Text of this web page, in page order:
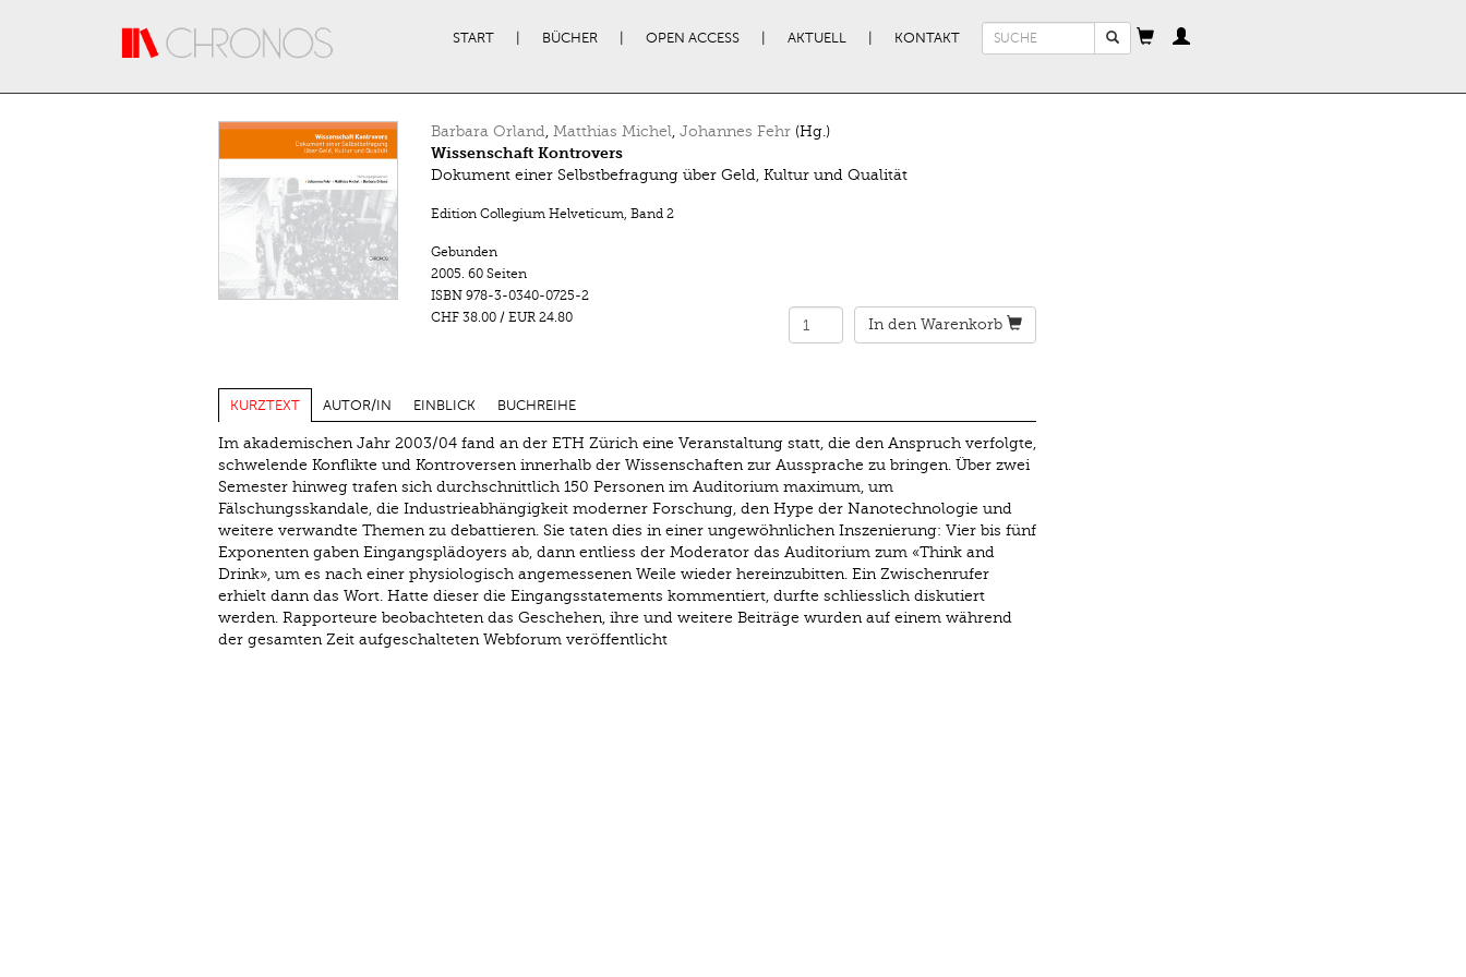
START BÜCHER OPEN ACCESS AKTUELL KONTAKT
Suchformular
Barbara Orland, Matthias Michel, Johannes Fehr(Hg.)
Wissenschaft Kontrovers
Dokument einer Selbstbefragung über Geld, Kultur und Qualität
Edition Collegium Helveticum, Band 2
Gebunden
2005. 60 Seiten
ISBN 978-3-0340-0725-2
CHF 38.00/ EUR 24.80 In den Warenkorb
KURZTEXT AUTOR/IN EINBLICK BUCHREIHE
Im akademischen Jahr 2003/04 fand an der ETH Zürich eine Veranstaltung statt, die den Anspruch verfolgte,
schwelende Konflikte und Kontroversen innerhalb der Wissenschaften zur Aussprache zu bringen. Über zwei
Semester hinweg trafen sich durchschnittlich 150 Personen im Auditorium maximum, um
Fälschungsskandale, die Industrieabhängigkeit moderner Forschung, den Hype der Nanotechnologie und
weitere verwandte Themen zu debattieren. Sie taten dies in einer ungewöhnlichen Inszenierung: Vier bis fünf
Exponenten gaben Eingangsplädoyers ab, dann entliess der Moderator das Auditorium zum «Think and
Drink», um es nach einer physiologisch angemessenen Weile wieder hereinzubitten. Ein Zwischenrufer
erhielt dann das Wort. Hatte dieser die Eingangsstatements kommentiert, durfte schliesslich diskutiert
werden. Rapporteure beobachteten das Geschehen, ihre und weitere Beiträge wurden auf einem während
der gesamten Zeit aufgeschalteten Webforum veröffentlicht